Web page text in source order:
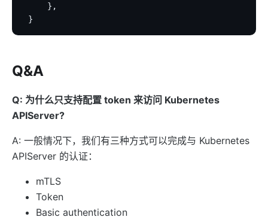
     },
}
Q&A
Q: 为什么只支持配置 token 来访问 Kubernetes
APIServer?
A: 一般情况下，我们有三种方式可以完成与 Kubernetes
APIServer 的认证：
mTLS
Token
Basic authentication